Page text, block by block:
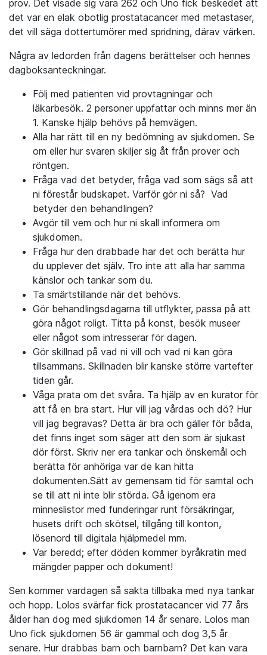
prov. Det visade sig vara 262 och Uno fick beskedet att
det var en elak obotlig prostatacancer med metastaser,
det vill säga dottertumörer med spridning, därav värken.
Några av ledorden från dagens berättelser och hennes
dagboksanteckningar.
Följ med patienten vid provtagningar och
läkarbesök. 2 personer uppfattar och minns mer än
1. Kanske hjälp behövs på hemvägen.
Alla har rätt till en ny bedömning av sjukdomen. Se
om eller hur svaren skiljer sig åt från prover och
röntgen.
Fråga vad det betyder, fråga vad som sägs så att
ni förestår budskapet. Varför gör ni så? Vad
betyder den behandlingen?
Avgör till vem och hur ni skall informera om
sjukdomen.
Fråga hur den drabbade har det och berätta hur
du upplever det själv. Tro inte att alla har samma
känslor och tankar som du.
Ta smärtstillande när det behövs.
Gör behandlingsdagarna till utflykter, passa på att
göra något roligt. Titta på konst, besök museer
eller något som intresserar för dagen.
Gör skillnad på vad ni vill och vad ni kan göra
tillsammans. Skillnaden blir kanske större vartefter
tiden går.
Våga prata om det svåra. Ta hjälp av en kurator för
att få en bra start. Hur vill jag vårdas och dö? Hur
vill jag begravas? Detta är bra och gäller för båda,
det finns inget som säger att den som är sjukast
dör först. Skriv ner era tankar och önskemål och
berätta för anhöriga var de kan hitta
dokumenten.Sätt av gemensam tid för samtal och
se till att ni inte blir störda. Gå igenom era
minneslistor med funderingar runt försäkringar,
husets drift och skötsel, tillgång till konton,
lösenord till digitala hjälpmedel mm.
Var beredd; efter döden kommer byråkratin med
mängder papper och dokument!
Sen kommer vardagen så sakta tillbaka med nya tankar
och hopp. Lolos svärfar fick prostatacancer vid 77 års
ålder han dog med sjukdomen 14 år senare. Lolos man
Uno fick sjukdomen 56 är gammal och dog 3,5 år
senare. Hur drabbas barn och barnbarn? Det kan vara